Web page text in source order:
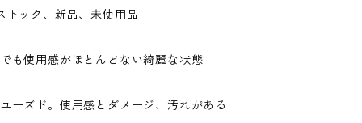
トック、新品、未使用品
も使用感がほとんどない綺麗な状態
ーズド。使用感とダメージ、汚れがある